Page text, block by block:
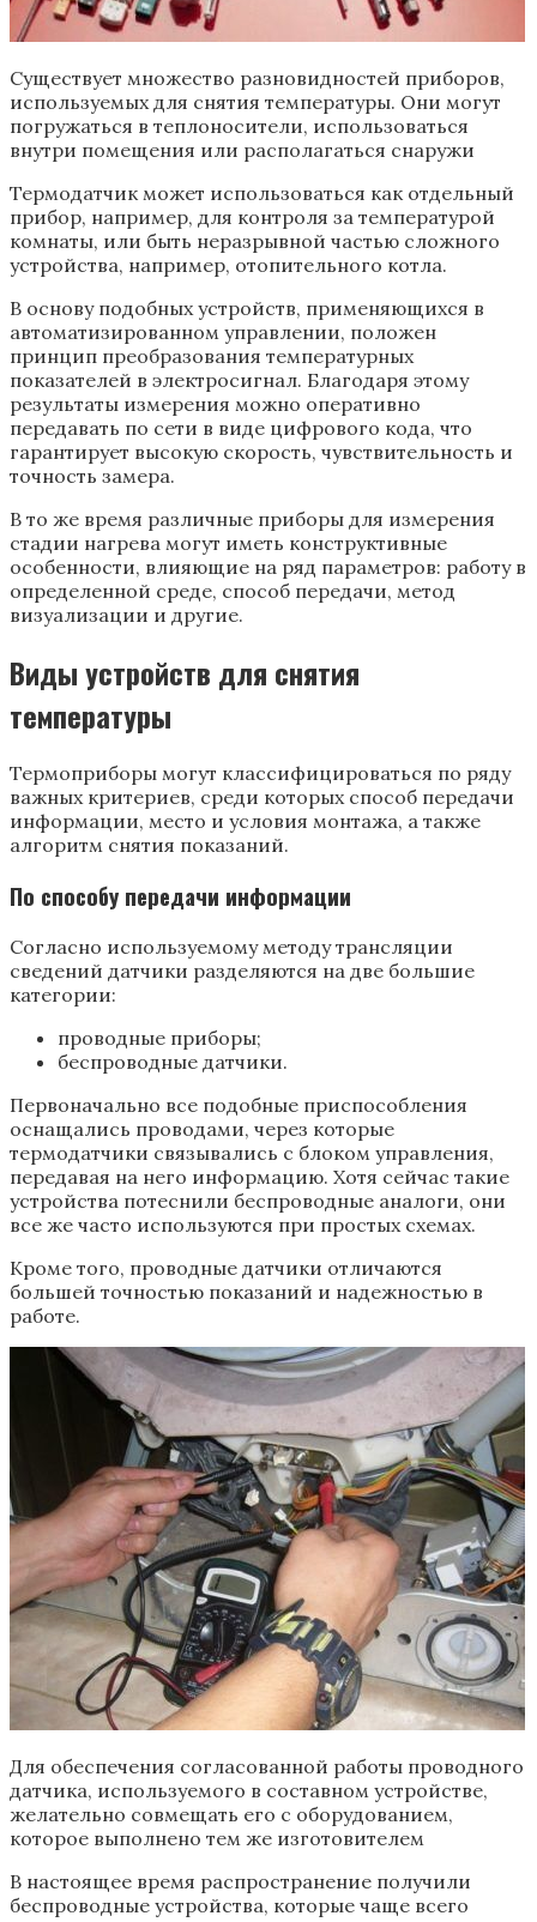
Существует множество разновидностей приборов,
используемых для снятия температуры. Они могут
погружаться в теплоносители, использоваться
внутри помещения или располагаться снаружи
Термодатчик может использоваться как отдельный
прибор, например, для контроля за температурой
комнаты, или быть неразрывной частью сложного
устройства, например, отопительного котла.
В основу подобных устройств, применяющихся в
автоматизированном управлении, положен
принцип преобразования температурных
показателей в электросигнал. Благодаря этому
результаты измерения можно оперативно
передавать по сети в виде цифрового кода, что
гарантирует высокую скорость, чувствительность и
точность замера.
В то же время различные приборы для измерения
стадии нагрева могут иметь конструктивные
особенности, влияющие на ряд параметров: работу в
определенной среде, способ передачи, метод
визуализации и другие.
Виды устройств для снятия
температуры
Термоприборы могут классифицироваться по ряду
важных критериев, среди которых способ передачи
информации, место и условия монтажа, а также
алгоритм снятия показаний.
По способу передачи информации
Согласно используемому методу трансляции
сведений датчики разделяются на две большие
категории:
проводные приборы;
беспроводные датчики.
Первоначально все подобные приспособления
оснащались проводами, через которые
термодатчики связывались с блоком управления,
передавая на него информацию. Хотя сейчас такие
устройства потеснили беспроводные аналоги, они
все же часто используются при простых схемах.
Кроме того, проводные датчики отличаются
большей точностью показаний и надежностью в
работе.
Для обеспечения согласованной работы проводного
датчика, используемого в составном устройстве,
желательно совмещать его с оборудованием,
которое выполнено тем же изготовителем
В настоящее время распространение получили
беспроводные устройства, которые чаще всего